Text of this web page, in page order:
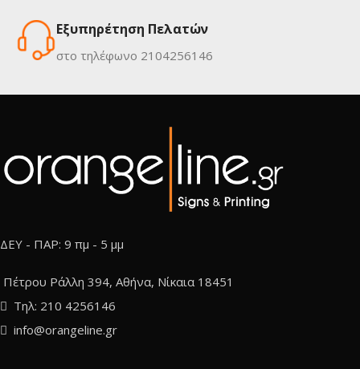
Εξυπηρέτηση Πελατών
στο τηλέφωνο 2104256146
ΔΕΥ - ΠΑΡ: 9 πμ - 5 μμ
Πέτρου Ράλλη 394, Αθήνα, Νίκαια 18451
Τηλ: 210 4256146
info@orangeline.gr